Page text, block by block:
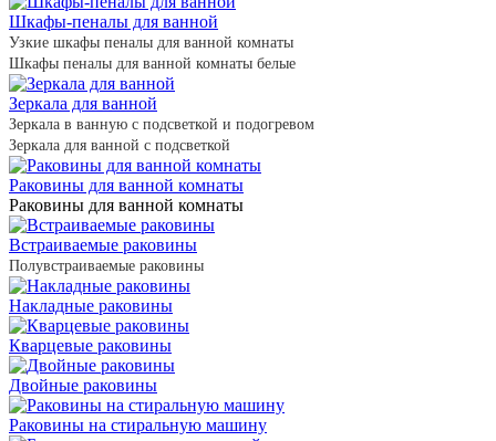
Шкафы-пеналы для ванной
Узкие шкафы пеналы для ванной комнаты
Шкафы пеналы для ванной комнаты белые
Зеркала для ванной
Зеркала в ванную с подсветкой и подогревом
Зеркала для ванной с подсветкой
Раковины для ванной комнаты
Раковины для ванной комнаты
Встраиваемые раковины
Полувстраиваемые раковины
Накладные раковины
Кварцевые раковины
Двойные раковины
Раковины на стиральную машину